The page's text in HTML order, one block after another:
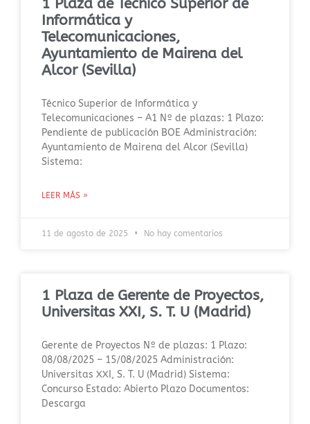
1 Plaza de Técnico Superior de
Informática y
Telecomunicaciones,
Ayuntamiento de Mairena del
Alcor (Sevilla)
Técnico Superior de Informática y
Telecomunicaciones – A1 Nº de plazas: 1 Plazo:
Pendiente de publicación BOE Administración:
Ayuntamiento de Mairena del Alcor (Sevilla)
Sistema:
LEER MÁS »
11 de agosto de 2025 No hay comentarios
1 Plaza de Gerente de Proyectos,
Universitas XXI, S. T. U (Madrid)
Gerente de Proyectos Nº de plazas: 1 Plazo:
08/08/2025 – 15/08/2025 Administración:
Universitas XXI, S. T. U (Madrid) Sistema:
Concurso Estado: Abierto Plazo Documentos:
Descarga